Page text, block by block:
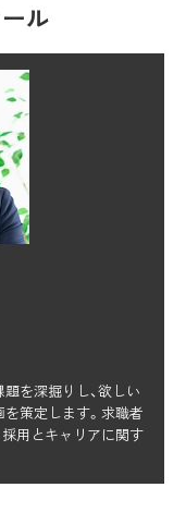
ル
を深掘りし、欲しい
策定します。求職者
用とキャリアに関す